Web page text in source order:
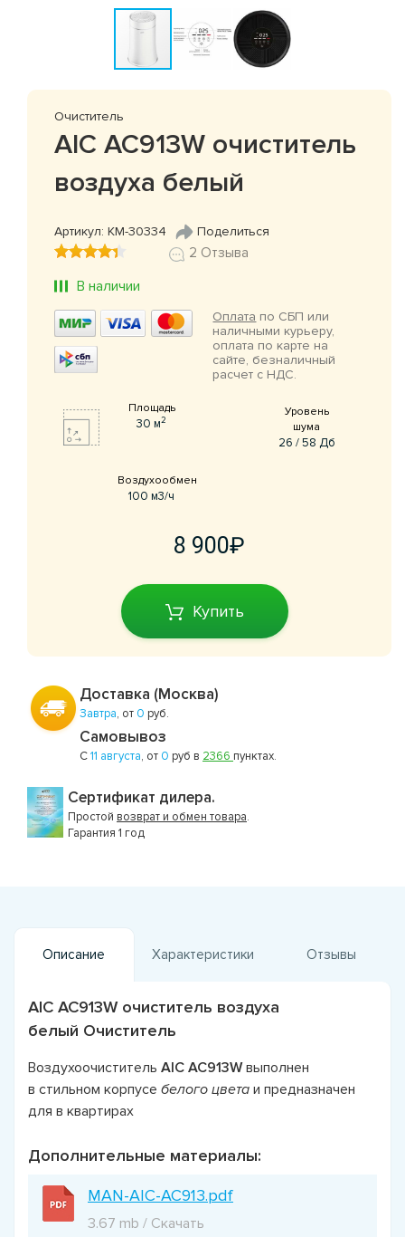
Очиститель
AIC AC913W очиститель
воздуха белый
Артикул: КМ-30334 Поделиться
2 Отзыва
В наличии
Оплата по СБП или
наличными курьеру,
оплата по карте на
сайте, безналичный
расчет с НДС.
Площадь
30 м2
Уровень
шума
26 / 58 Дб
Воздухообмен
100 м3/ч
8 900
Купить
Доставка (Москва)
Завтра, от 0 руб.
Самовывоз
С11 августа, от 0 руб в 2366 пунктах.
Сертификат дилера.
Простой возврат и обмен товара.
Гарантия 1 год
Описание Характеристики Отзывы
AIC AC913W очиститель воздуха
белый Очиститель
Воздухоочиститель AIC AC913Wвыполнен
в стильном корпусе белого цвета и предназначен
для в квартирах
Дополнительные материалы:
MAN-AIC-AC913.pdf
3.67 mb / Скачать